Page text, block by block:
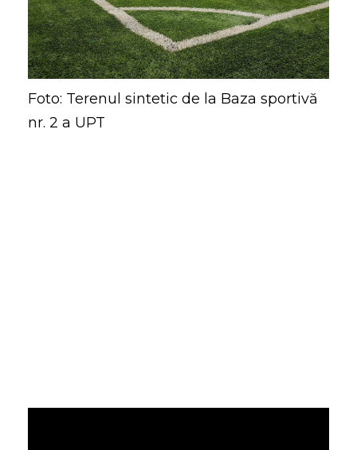
Foto: Terenul sintetic de la Baza sportivă
nr. 2 a UPT